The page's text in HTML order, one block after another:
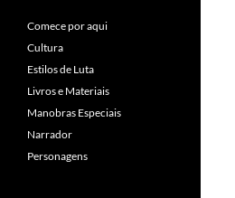
Comece por aqui
Cultura
Estilos de Luta
Livros e Materiais
Manobras Especiais
Narrador
Personagens